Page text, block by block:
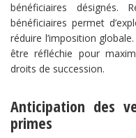
bénéficiaires désignés.
bénéficiaires permet
réduire l’imposition
être réfléchie pour
droits de succession.
​Anticipation des
primes​